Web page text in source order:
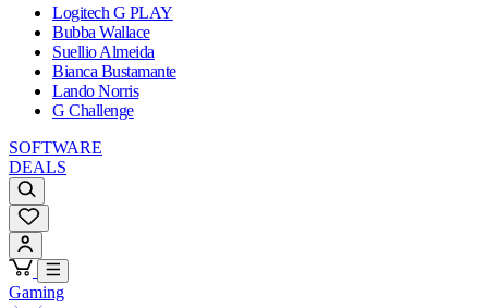
Logitech G PLAY
Bubba Wallace
Suellio Almeida
Bianca Bustamante
Lando Norris
G Challenge
SOFTWARE
DEALS
Gaming